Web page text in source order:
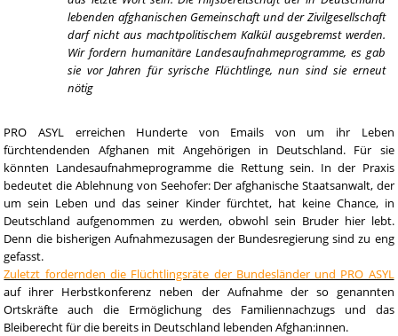
lebenden afghanischen Gemeinschaft und der Zivilgesellschaft
darf nicht aus machtpolitischem Kalkül ausgebremst werden.
Wir fordern humanitäre Landesaufnahmeprogramme, es gab
sie vor Jahren für syrische Flüchtlinge, nun sind sie erneut
nötig
PRO ASYL erreichen Hunderte von Emails von um ihr Leben
fürchtendenden Afghanen mit Angehörigen in Deutschland. Für sie
könnten Landesaufnahmeprogramme die Rettung sein. In der Praxis
bedeutet die Ablehnung von Seehofer: Der afghanische Staatsanwalt, der
um sein Leben und das seiner Kinder fürchtet, hat keine Chance, in
Deutschland aufgenommen zu werden, obwohl sein Bruder hier lebt.
Denn die bisherigen Aufnahmezusagen der Bundesregierung sind zu eng
gefasst.
Zuletzt fordernden die Flüchtlingsräte der Bundesländer und PRO ASYL
auf ihrer Herbstkonferenz neben der Aufnahme der so genannten
Ortskräfte auch die Ermöglichung des Familiennachzugs und das
Bleiberecht für die bereits in Deutschland lebenden Afghan:innen.